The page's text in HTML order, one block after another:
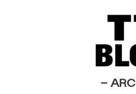
–
Das
Theater und
schöne